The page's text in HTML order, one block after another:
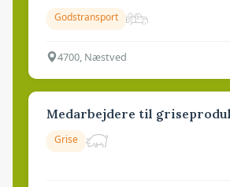
Godstransport
4700, Næstved
Medarbejdere til
Grise